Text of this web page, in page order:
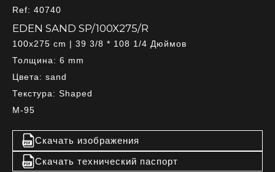
Ref: 40740
EDEN SAND SP/100X275/R
100x275 cm | 39 3/8 * 108 1/4 Дюймов
Толщина: 6 mm
Цвета: sand
Текстура: Shaped
M-95
Скачать изображения
Скачать технический паспорт